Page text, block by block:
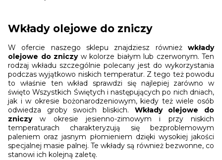
Wkłady olejowe do zniczy
W ofercie naszego sklepu znajdziesz również wkłady
olejowe do zniczy w kolorze białym lub czerwonym. Ten
rodzaj wkładu szczególnie polecany jest do wykorzystania
podczas wyjątkowo niskich temperatur. Z tego też powodu
to właśnie ten wkład sprawdzi się najlepiej zarówno w
święto Wszystkich Świętych i następujących po nich dniach,
jak i w okresie bożonarodzeniowym, kiedy też wiele osób
odwiedza groby swoich bliskich. Wkłady olejowe do
zniczyw okresie jesienno-zimowym i przy niskich
temperaturach charakteryzują się bezproblemowym
paleniem oraz jasnym płomieniem dzięki wysokiej jakości
specjalnej masie palnej. Te wkłady są również bezwonne, co
stanowi ich kolejną zaletę.